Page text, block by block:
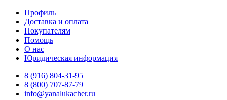
Профиль
Доставка и оплата
Покупателям
Помощь
О нас
Юридическая информация
8 (916) 804-31-95
8 (800) 707-87-79
info@yanalukacher.ru